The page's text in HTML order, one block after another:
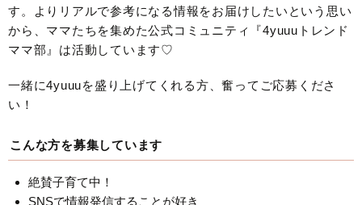
す。よりリアルで参考になる情報をお届けしたいという思い
から、ママたちを集めた公式コミュニティ『4yuuuトレンド
ママ部』は活動しています♡
一緒に4yuuuを盛り上げてくれる方、奮ってご応募くださ
い！
こんな方を募集しています
絶賛子育て中！
SNSで情報発信することが好き